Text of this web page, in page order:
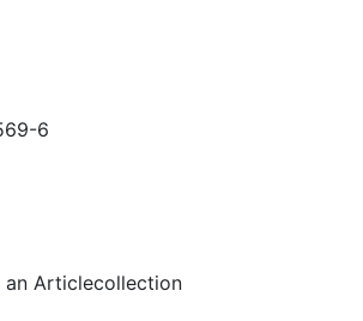
6
Articlecollection